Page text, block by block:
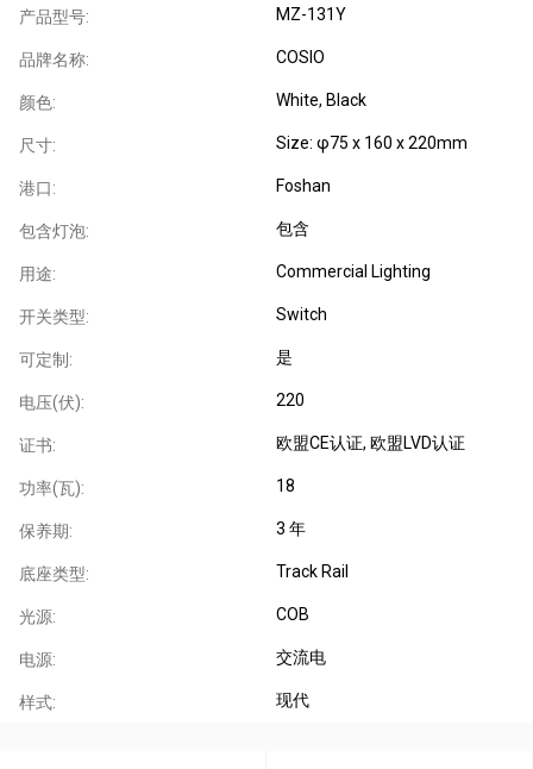
产品型号: MZ-131Y
品牌名称: COSIO
颜色: White, Black
尺寸: Size: φ75 x 160 x 220mm
港口: Foshan
包含灯泡: 包含
用途: Commercial Lighting
开关类型: Switch
可定制: 是
电压(伏): 220
证书: 欧盟CE认证, 欧盟LVD认证
功率(瓦): 18
保养期: 3 年
底座类型: Track Rail
光源: COB
电源: 交流电
样式: 现代